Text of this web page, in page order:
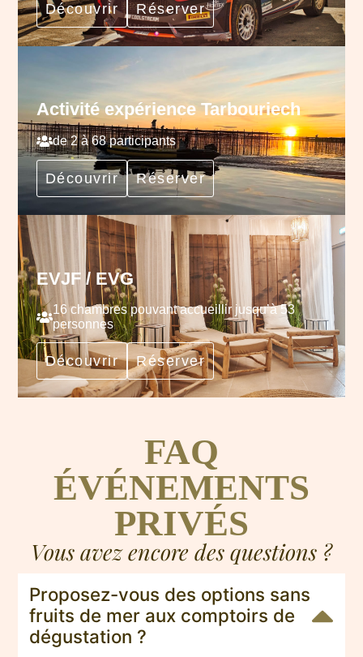
Découvrir Réserver
Activité expérience Tarbouriech
de 2 à 68 participants
Découvrir Réserver
EVJF / EVG
16 chambres pouvant accueillir jusqu’à 53
personnes
Découvrir Réserver
FAQ
ÉVÉNEMENTS
PRIVÉS
Vous avez encore des questions ?
Proposez-vous des options sans
fruits de mer aux comptoirs de
dégustation ?